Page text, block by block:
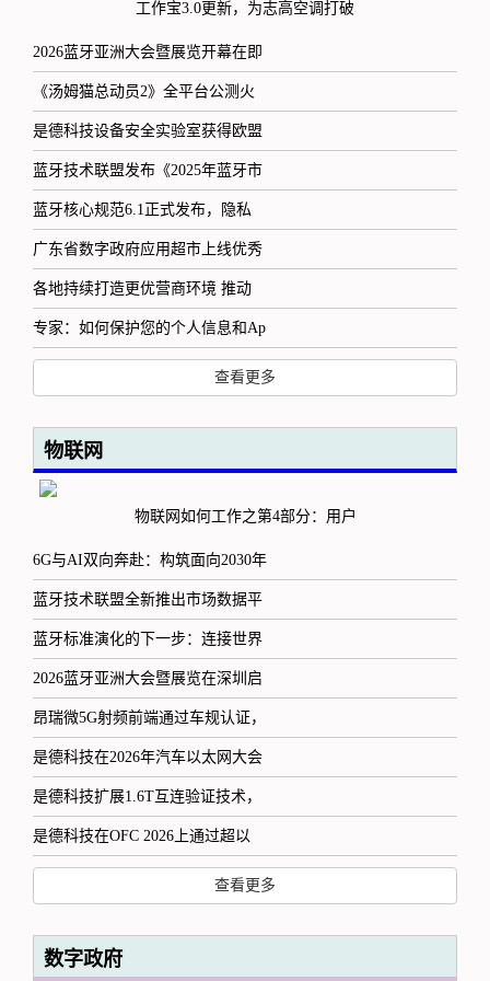
工作宝3.0更新，为志高空调打破
2026蓝牙亚洲大会暨展览开幕在即
《汤姆猫总动员2》全平台公测火
是德科技设备安全实验室获得欧盟
蓝牙技术联盟发布《2025年蓝牙市
蓝牙核心规范6.1正式发布，隐私
广东省数字政府应用超市上线优秀
各地持续打造更优营商环境 推动
专家：如何保护您的个人信息和Ap
查看更多
物联网
物联网如何工作之第4部分：用户
6G与AI双向奔赴：构筑面向2030年
蓝牙技术联盟全新推出市场数据平
蓝牙标准演化的下一步：连接世界
2026蓝牙亚洲大会暨展览在深圳启
昂瑞微5G射频前端通过车规认证，
是德科技在2026年汽车以太网大会
是德科技扩展1.6T互连验证技术，
是德科技在OFC 2026上通过超以
查看更多
数字政府